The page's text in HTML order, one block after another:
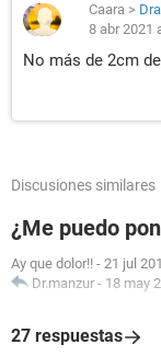
Caara >
8 abr 2021
No más de 2cm
Discusiones similares
¿Me puedo
Ay que dolor!! - 21 jul
Dr.manzur - 18 may
27 respuestas